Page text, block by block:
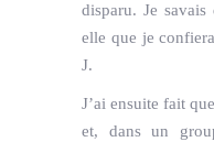
disparu. Je
elle que je
J.
J’ai ensuite fait
et, dans un